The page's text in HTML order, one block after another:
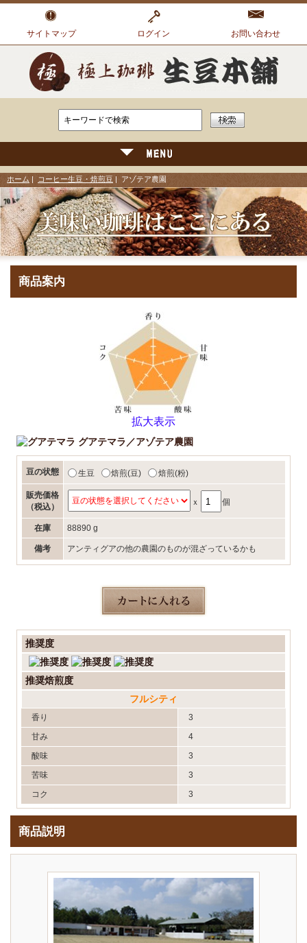
サイトマップ ログイン お問い合わせ
ホーム コーヒー生豆・焙煎豆 | アゾテア農園
商品案内
拡大表示
グアテマラ／アゾテア農園
豆の状態 生豆 焙煎(豆) 焙煎(粉)
販売価格
（税込）
ｘ 個
在庫 88890 g
備考 アンティグアの他の農園のものが混ざっているかも
推奨度
推奨焙煎度
フルシティ
香り
3
甘み
4
酸味
3
苦味
3
コク
3
商品説明